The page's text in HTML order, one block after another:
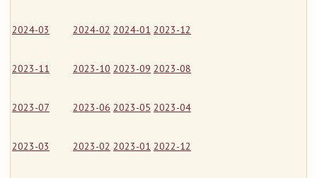
2024-03 2024-02 2024-01 2023-12
2023-11 2023-10 2023-09 2023-08
2023-07 2023-06 2023-05 2023-04
2023-03 2023-02 2023-01 2022-12